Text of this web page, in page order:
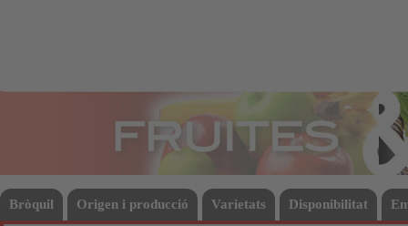
Bròquil Origen i producció Varietats Disponibilitat